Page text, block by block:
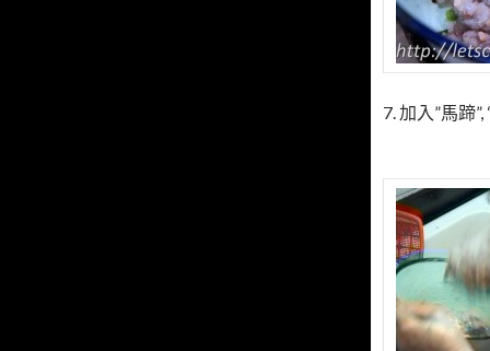
7. 加入”馬蹄